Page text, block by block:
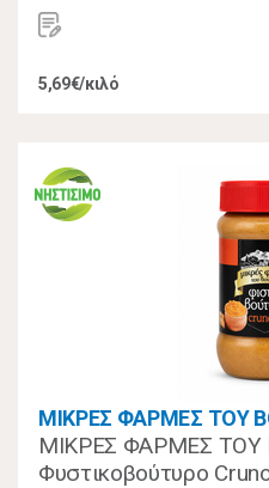
5,69€/κιλό
ΜΙΚΡΕΣ ΦΑΡΜΕΣ ΤΟΥ
ΜΙΚΡΕΣ ΦΑΡΜΕΣ
Φυστικοβούτυρο